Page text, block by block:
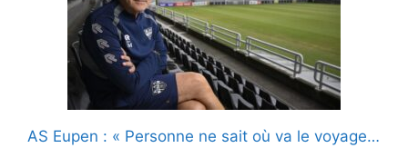
AS Eupen : « Personne ne sait où va le voyage…